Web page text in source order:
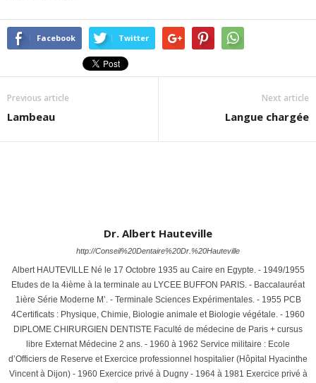
Facebook Twitter
Previous article
Lambeau
Next article
Langue chargée
Dr. Albert Hauteville
http://Conseil%20Dentaire%20Dr.%20Hauteville
Albert HAUTEVILLE Né le 17 Octobre 1935 au Caire en Egypte. - 1949/1955
Etudes de la 4ième à la terminale au LYCEE BUFFON PARIS. - Baccalauréat
1ière Série Moderne M’. - Terminale Sciences Expérimentales. - 1955 PCB
4Certificats : Physique, Chimie, Biologie animale et Biologie végétale. - 1960
DIPLOME CHIRURGIEN DENTISTE Faculté de médecine de Paris + cursus
libre Externat Médecine 2 ans. - 1960 à 1962 Service militaire : Ecole
d’Officiers de Reserve et Exercice professionnel hospitalier (Hôpital Hyacinthe
Vincent à Dijon) - 1960 Exercice privé à Dugny - 1964 à 1981 Exercice privé à